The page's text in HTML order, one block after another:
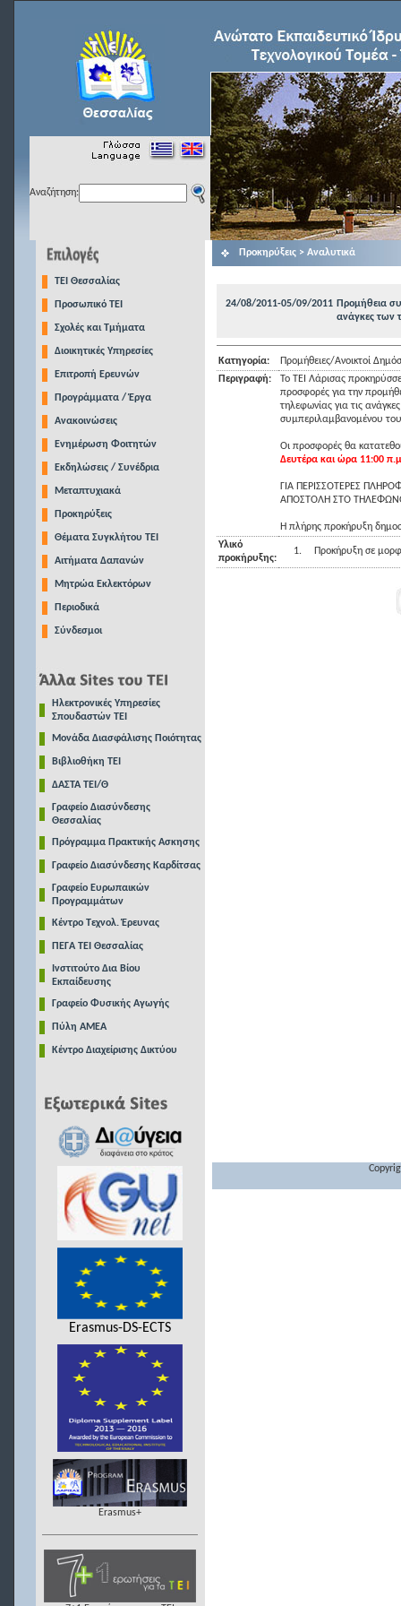
Αναζήτηση:
TEI Θεσσαλίας
Προσωπικό ΤΕΙ
Σχολές και Τμήματα
Διοικητικές Υπηρεσίες
Επιτροπή Ερευνών
Προγράμματα / Έργα
Ανακοινώσεις
Ενημέρωση Φοιτητών
Εκδηλώσεις / Συνέδρια
Μεταπτυχιακά
Προκηρύξεις
Θέματα Συγκλήτου ΤΕΙ
Αιτήματα Δαπανών
Μητρώα Εκλεκτόρων
Περιοδικά
Σύνδεσμοι
Ηλεκτρονικές Υπηρεσίες
Σπουδαστών ΤΕΙ
Μονάδα Διασφάλισης Ποιότητας
Βιβλιοθήκη ΤΕΙ
ΔΑΣΤΑ ΤΕΙ/Θ
Γραφείο Διασύνδεσης
Θεσσαλίας
Πρόγραμμα Πρακτικής Ασκησης
Γραφείο Διασύνδεσης Καρδίτσας
Γραφείο Ευρωπαικών
Προγραμμάτων
Κέντρο Τεχνολ. Έρευνας
ΠΕΓΑ ΤΕΙ Θεσσαλίας
Ινστιτούτο Δια Βίου
Εκπαίδευσης
Γραφείο Φυσικής Αγωγής
Πύλη ΑΜΕΑ
Κέντρο Διαχείρισης Δικτύου
Erasmus-DS-ECTS
Erasmus+
Προκηρύξεις > Αναλυτικά
24/08/2011-05/09/2011 Προμήθεια
ανάγκες των
Κατηγορία:
Προμήθειες/Ανοικτοί
Περιγραφή:
Το ΤΕΙ Λάρισας
προσφορές για την
τηλεφωνίας για τις
συμπεριλαμβανομένου
Οι προσφορές θα
Δευτέρα και ώρα 11:00
ΓΙΑ ΠΕΡΙΣΣΟΤΕΡΕΣ
ΑΠΟΣΤΟΛΗ ΣΤΟ
Η πλήρης προκήρυξη
Υλικό
προκήρυξης:
1. Προκήρυξη σε